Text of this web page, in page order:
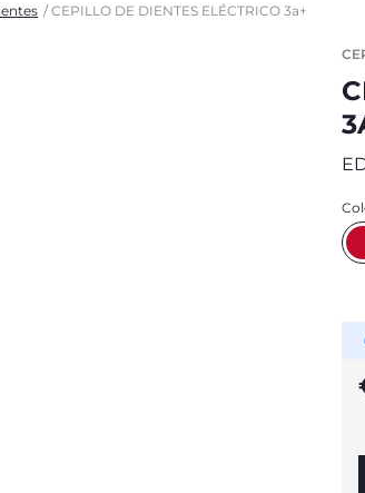
CEPILLO DE DIENTES ELÉCTRICO 3a+